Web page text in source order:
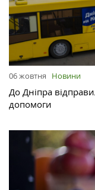
06 жовтня Новини
До Дніпра
допомоги